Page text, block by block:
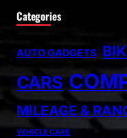
Categories
AUTO GADGETS
CARS
MILEAGE &
VEHICLE CARE